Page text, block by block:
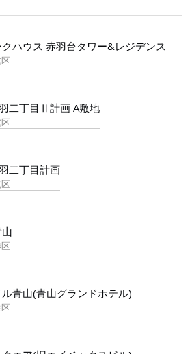
ハウス 赤羽台タワー&レジデンス
二丁目Ⅱ計画 A敷地
二丁目計画
青山(青山グランドホテル)